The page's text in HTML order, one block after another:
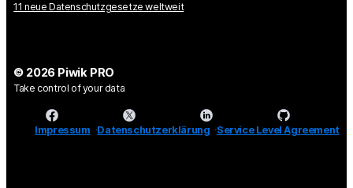
11 neue Datenschutzgesetze weltweit
© 2026 Piwik PRO
Take control of your data
Impressum Datenschutzerklärung Service Level Agreement